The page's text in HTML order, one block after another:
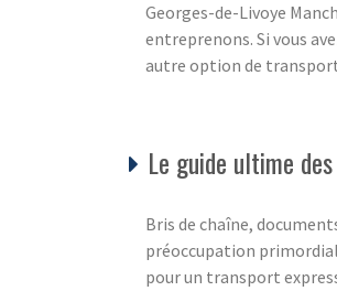
Georges-de-Livoye
entreprenons. Si vous
autre option de
Le guide ultime
Bris de chaîne,
préoccupation
pour un transport